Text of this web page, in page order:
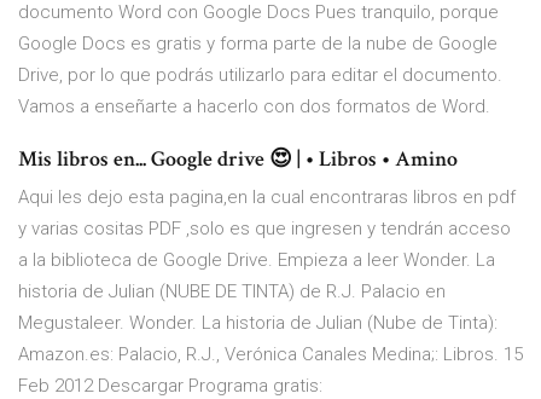
documento Word con Google Docs Pues tranquilo, porque
Google Docs es gratis y forma parte de la nube de Google
Drive, por lo que podrás utilizarlo para editar el documento.
Vamos a enseñarte a hacerlo con dos formatos de Word.
Mis libros en... Google drive 😍 | • Libros • Amino
Aqui les dejo esta pagina,en la cual encontraras libros en pdf
y varias cositas PDF ,solo es que ingresen y tendrán acceso
a la biblioteca de Google Drive. Empieza a leer Wonder. La
historia de Julian (NUBE DE TINTA) de R.J. Palacio en
Megustaleer. Wonder. La historia de Julian (Nube de Tinta):
Amazon.es: Palacio, R.J., Verónica Canales Medina;: Libros. 15
Feb 2012 Descargar Programa gratis: